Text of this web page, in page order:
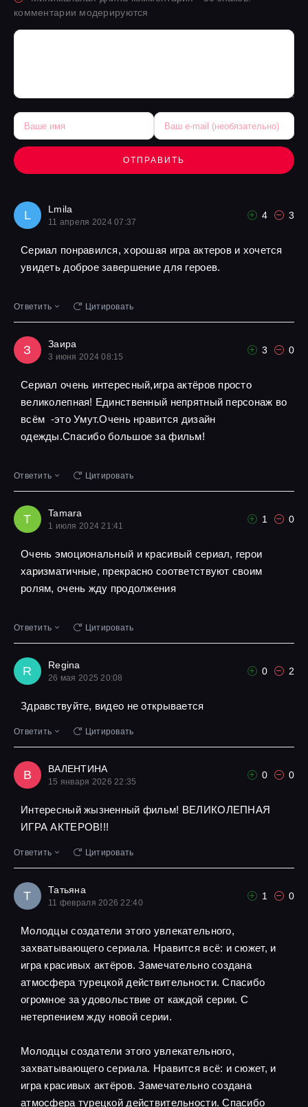
комментарии модерируются
ОТПРАВИТЬ
L Lmila
11 апреля 2024 07:37
4 3
Сериал понравился, хорошая игра актеров и хочется
увидеть доброе завершение для героев.
Ответить Цитировать
З Заира
3 июня 2024 08:15
3 0
Сериал очень интересный,игра актёров просто
великолепная! Единственный непрятный персонаж во
всём -это Умут.Очень нравится дизайн
одежды.Спасибо большое за фильм!
Ответить Цитировать
T Tamara
1 июля 2024 21:41
1 0
Очень эмоциональный и красивый сериал, герои
харизматичные, прекрасно соответствуют своим
ролям, очень жду продолжения
Ответить Цитировать
R Regina
26 мая 2025 20:08
0 2
Здравствуйте, видео не открывается
Ответить Цитировать
В ВАЛЕНТИНА
15 января 2026 22:35
0 0
Интересный жызненный фильм! ВЕЛИКОЛЕПНАЯ
ИГРА АКТЕРОВ!!!
Ответить Цитировать
Т Татьяна
11 февраля 2026 22:40
1 0
Молодцы создатели этого увлекательного,
захватывающего сериала. Нравится всё: и сюжет, и
игра красивых актёров. Замечательно создана
атмосфера турецкой действительности. Спасибо
огромное за удовольствие от каждой серии. С
нетерпением жду новой серии.
Молодцы создатели этого увлекательного,
захватывающего сериала. Нравится всё: и сюжет, и
игра красивых актёров. Замечательно создана
атмосфера турецкой действительности. Спасибо